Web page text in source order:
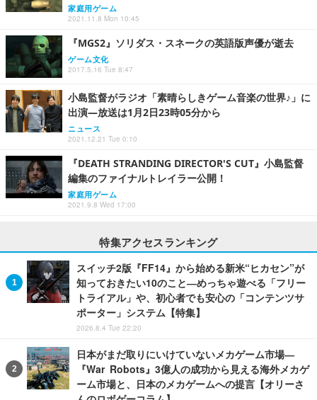
家庭用ゲーム
2021.11.8 Mon 10:45
『MGS2』ソリダス・スネークの英語版声優が逝去
ゲーム文化
2017.5.16 Tue 8:47
小島監督がラジオ「素晴らしきゲーム音楽の世界♪」に
出演―放送は1月2日23時05分から
ニュース
2021.12.21 Tue 0:10
『DEATH STRANDING DIRECTOR'S CUT』小島監督
編集のファイナルトレイラー公開！
家庭用ゲーム
2021.9.8 Wed 17:00
特集アクセスランキング
スイッチ2版『FF14』から始める新米“ヒカセン”が
知っておきたい10のこと―めっちゃ遊べる「フリー
トライアル」や、初心者でも安心の「コンテンツサ
ポーター」システム【特集】
2026.8.4 Tue 22:20
日本がまだ取りにいけていないメカゲーム市場―
『War Robots』3億人の成功から見える海外メカゲ
ーム市場と、日本のメカゲームへの提言【オリーさ